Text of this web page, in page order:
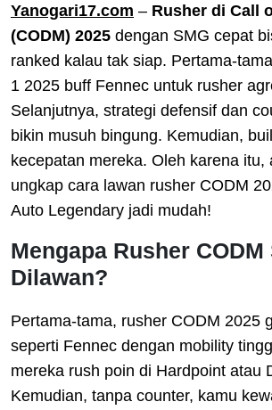
Yanogari17.com – Rusher di Call
(CODM) 2025 dengan SMG cepat
ranked kalau tak siap. Pertama-
1 2025 buff Fennec untuk rusher
Selanjutnya, strategi defensif dan
bikin musuh bingung. Kemudian,
kecepatan mereka. Oleh karena itu,
ungkap cara lawan rusher CODM
Auto Legendary jadi mudah!
Mengapa Rusher
Dilawan?
Pertama-tama, rusher CODM 2025
seperti Fennec dengan mobility
mereka rush poin di Hardpoint atau
Kemudian, tanpa counter, kamu